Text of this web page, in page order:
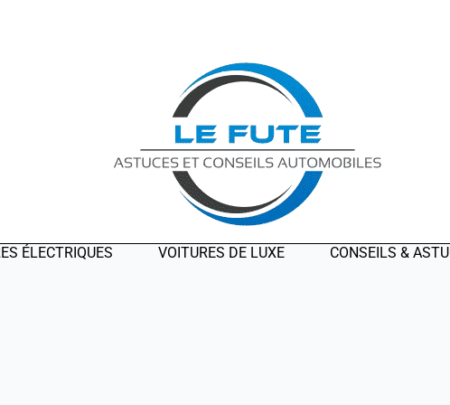
ÉLECTRIQUES VOITURES DE LUXE CONSEILS &